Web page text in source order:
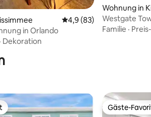
4,84 von 5, 19 Bewertungen
Durchschnittliche
4,9 (83)
in Orlando
· Dekoration
Wohnung in
Westgate
Familie ·
Gäste-
Gäste-